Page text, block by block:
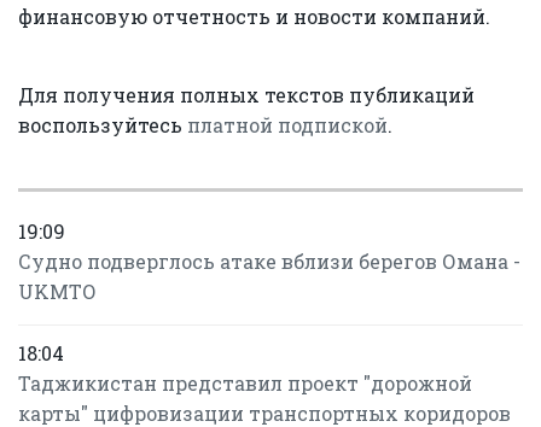
финансовую отчетность и новости компаний.
Для получения полных текстов публикаций
воспользуйтесь платной подпиской.
19:09
Судно подверглось атаке вблизи берегов Омана -
UKMTO
18:04
Таджикистан представил проект "дорожной
карты" цифровизации транспортных коридоров